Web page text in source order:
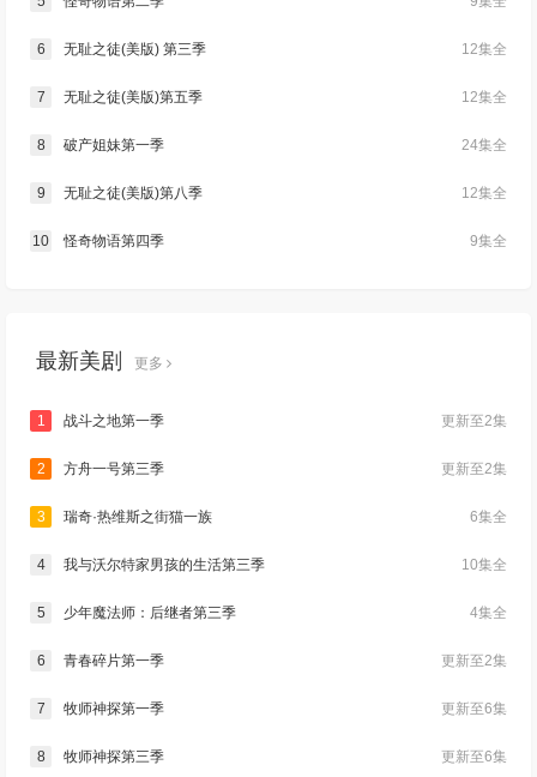
12集全
6 无耻之徒(美版) 第三季
12集全
7 无耻之徒(美版)第五季
24集全
8 破产姐妹第一季
12集全
9 无耻之徒(美版)第八季
9集全
10 怪奇物语第四季
最新美剧 更多
更新至2集
1 战斗之地第一季
更新至2集
2 方舟一号第三季
6集全
3 瑞奇·热维斯之街猫一族
10集全
4 我与沃尔特家男孩的生活第三季
4集全
5 少年魔法师：后继者第三季
更新至2集
6 青春碎片第一季
更新至6集
7 牧师神探第一季
更新至6集
8 牧师神探第三季